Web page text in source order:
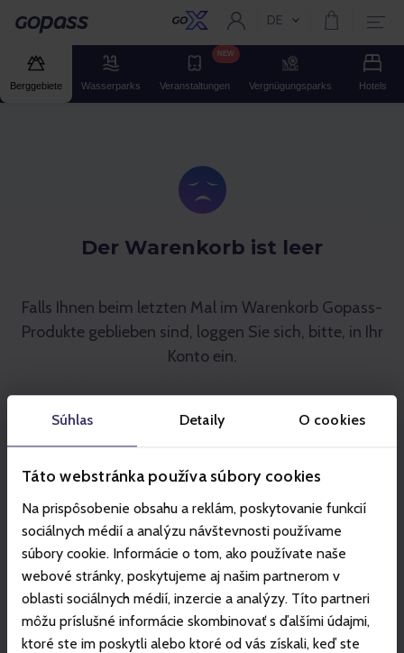
Súhlas Detaily O cookies
Táto webstránka používa súbory cookies
Na prispôsobenie obsahu a reklám, poskytovanie funkcií
sociálnych médií a analýzu návštevnosti používame
súbory cookie. Informácie o tom, ako používate naše
webové stránky, poskytujeme aj našim partnerom v
oblasti sociálnych médií, inzercie a analýzy. Títo partneri
môžu príslušné informácie skombinovať s ďalšími údajmi,
ktoré ste im poskytli alebo ktoré od vás získali, keď ste
Gopass Aktuelle Sprache:
DE
Berggebiete Wasserparks Veranstaltungen
NEW
Vergnügungsparks Hotels
Der Warenkorb ist leer
Falls Ihnen beim letzten Mal im Warenkorb Gopass-
Produkte geblieben sind, loggen Sie sich, bitte, in Ihr
Konto ein.
Partner